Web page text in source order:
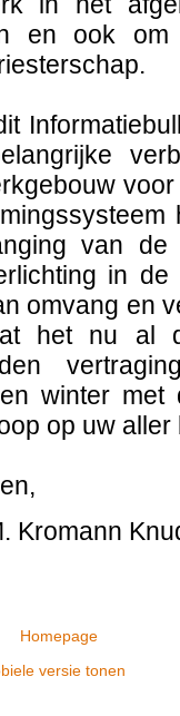
en ook
van de
in
omvang en
het nu al
winter met
op uw
Kromann
Homepage
versie tonen